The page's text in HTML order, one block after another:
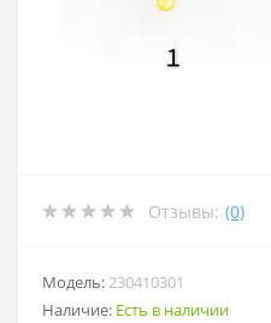
Отзывы: (0)
Модель:230410301
Наличие: Есть в наличии